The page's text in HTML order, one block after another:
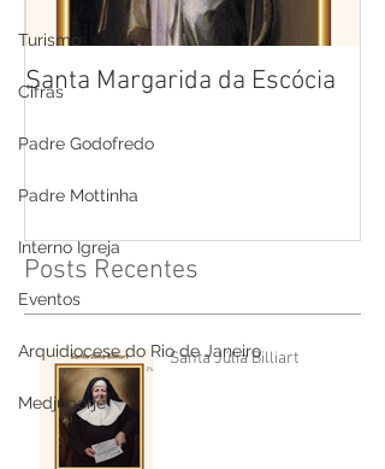
Turismo
Cifras
Padre Godofredo
Padre Mottinha
Interno Igreja
Eventos
Arquidiocese do Rio de Janeiro
Medjugorje
Santa Margarida da Escócia
Posts Recentes
Santa Júlia Billiart